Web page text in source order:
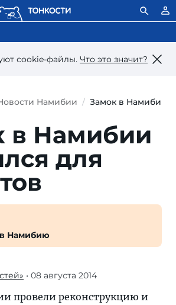
сookie-файлы. Что это значит?
Намибии Замок в Намибии
в Намибии
для
в Намибию
• 08 августа 2014
провели реконструкцию и